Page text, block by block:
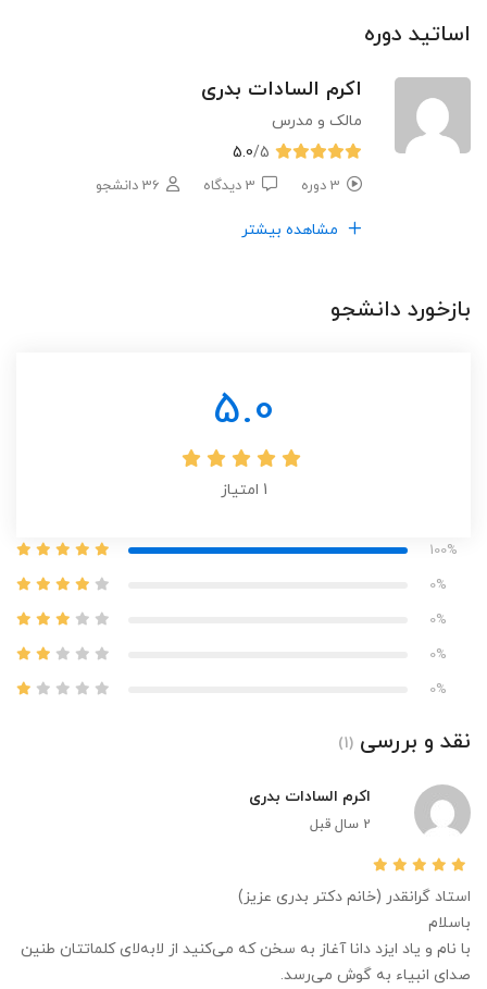
اساتید دوره
اکرم السادات بدری
مالک و مدرس
5.0/5
3 دوره 3 دیدگاه 36 دانشجو
مشاهده بیشتر
بازخورد دانشجو
5.0
1 امتیاز
100%
0%
0%
0%
0%
نقد و بررسی (1)
اکرم السادات بدری
2 سال قبل
استاد گرانقدر (خانم دکتر بدری عزیز)
باسلام
با نام و یاد ایزد دانا آغاز به سخن که می‌کنید از لابه‌لای کلماتتان طنین
صدای انبیاء به گوش می‌رسد.